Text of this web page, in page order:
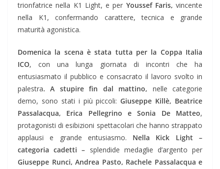
trionfatrice nella K1 Light, e per Youssef Faris, vincente
nella K1, confermando carattere, tecnica e grande
maturità agonistica.
Domenica la scena è stata tutta per la Coppa Italia
ICO, con una lunga giornata di incontri che ha
entusiasmato il pubblico e consacrato il lavoro svolto in
palestra. A stupire fin dal mattino, nelle categorie
demo, sono stati i più piccoli:Giuseppe Killè, Beatrice
Passalacqua, Erica Pellegrino e Sonia De Matteo,
protagonisti di esibizioni spettacolari che hanno strappato
applausi e grande entusiasmo. Nella Kick Light –
categoria cadetti – splendide medaglie d’argento per
Giuseppe Runci, Andrea Pasto, Rachele Passalacqua e